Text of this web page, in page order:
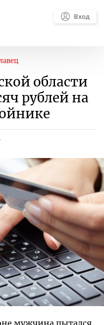
Вход
области
рублей на